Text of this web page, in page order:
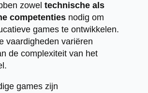
zowel technische als
competentiesnodig om
games te ontwikkelen.
vaardigheden variëren
de complexiteit van het
games zijn